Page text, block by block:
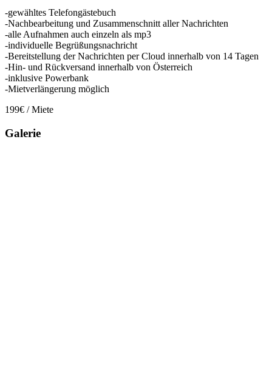
-gewähltes Telefongästebuch
-Nachbearbeitung und Zusammenschnitt aller Nachrichten
-alle Aufnahmen auch einzeln als mp3
-individuelle Begrüßungsnachricht
-Bereitstellung der Nachrichten per Cloud innerhalb von 14 Tagen
-Hin- und Rückversand innerhalb von Österreich
-inklusive Powerbank
-Mietverlängerung möglich
199€ / Miete
Galerie